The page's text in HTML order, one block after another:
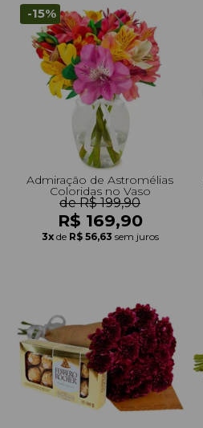
-15%
Admiração de Astromélias
Coloridas no Vaso
de R$ 199,90
R$ 169,90
3x de R$ 56,63 sem juros